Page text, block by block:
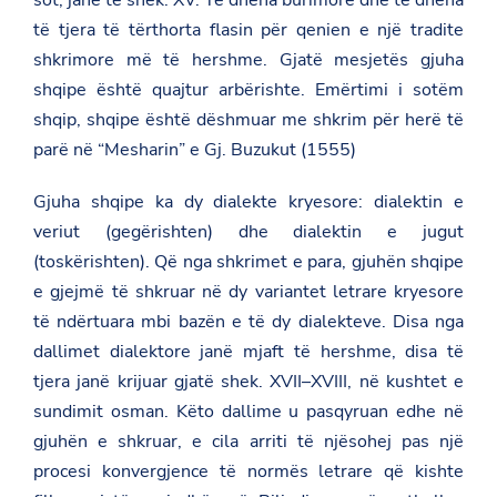
të tjera të tërthorta flasin për qenien e një tradite
shkrimore më të hershme. Gjatë mesjetës gjuha
shqipe është quajtur arbërishte. Emërtimi i sotëm
shqip, shqipe është dëshmuar me shkrim për herë të
parë në “Mesharin” e Gj. Buzukut (1555)
Gjuha shqipe ka dy dialekte kryesore: dialektin e
veriut (gegërishten) dhe dialektin e jugut
(toskërishten). Që nga shkrimet e para, gjuhën shqipe
e gjejmë të shkruar në dy variantet letrare kryesore
të ndërtuara mbi bazën e të dy dialekteve. Disa nga
dallimet dialektore janë mjaft të hershme, disa të
tjera janë krijuar gjatë shek. XVII–XVIII, në kushtet e
sundimit osman. Këto dallime u pasqyruan edhe në
gjuhën e shkruar, e cila arriti të njësohej pas një
procesi konvergjence të normës letrare që kishte